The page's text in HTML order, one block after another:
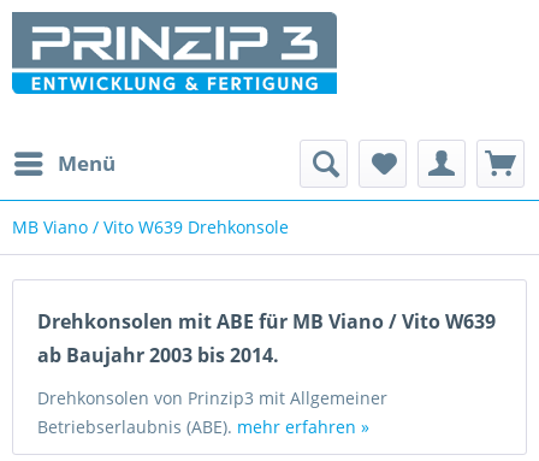
Menü
MB Viano / Vito W639 Drehkonsole
Drehkonsolen mit ABE für MB Viano / Vito W639
ab Baujahr 2003 bis 2014.
Drehkonsolen von Prinzip3 mit Allgemeiner
Betriebserlaubnis (ABE). mehr erfahren »